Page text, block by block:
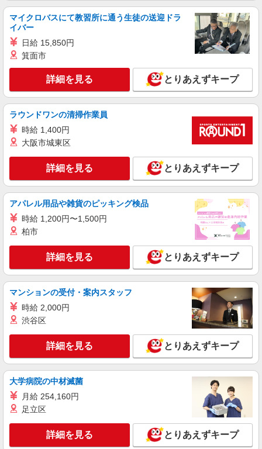
マイクロバスにて教習所に通う生徒の送迎ドラ
イバー
日給 15,850円
箕面市
詳細を見る とりあえずキープ
ラウンドワンの清掃作業員
時給 1,400円
大阪市城東区
詳細を見る とりあえずキープ
アパレル用品や雑貨のピッキング検品
時給 1,200円〜1,500円
柏市
詳細を見る とりあえずキープ
マンションの受付・案内スタッフ
時給 2,000円
渋谷区
詳細を見る とりあえずキープ
大学病院の中材滅菌
月給 254,160円
足立区
詳細を見る とりあえずキープ